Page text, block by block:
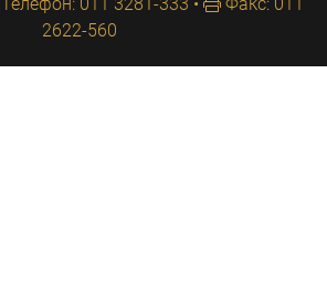
2622-560